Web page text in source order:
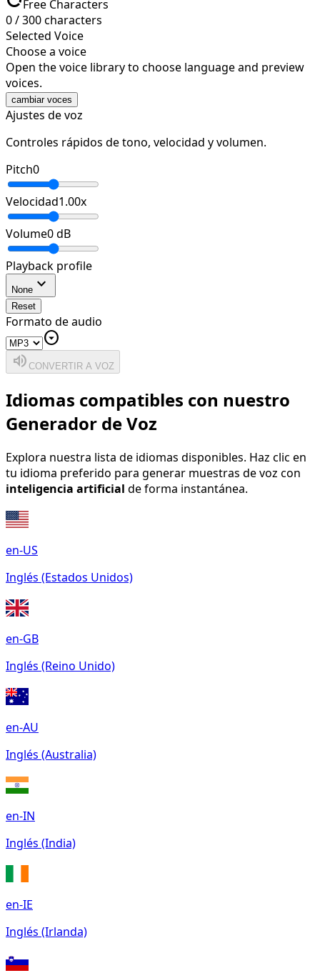
Free Characters
0/300characters
Selected Voice
Choose a voice
Open the voice library to choose language and preview
voices.
cambiar voces
Ajustes de voz
Controles rápidos de tono, velocidad y volumen.
Pitch0
Velocidad1.00x
Volume0dB
Playback profile
None expand_more
Reset
Formato de audio
arrow_drop_down_circle
volume_up CONVERTIR A VOZ
Idiomas compatibles con nuestro
Generador de Voz
Explora nuestra lista de idiomas disponibles. Haz clic en
tu idioma preferido para generar muestras de voz con
inteligencia artificial de forma instantánea.
en-US
Inglés (Estados Unidos)
en-GB
Inglés (Reino Unido)
en-AU
Inglés (Australia)
en-IN
Inglés (India)
en-IE
Inglés (Irlanda)